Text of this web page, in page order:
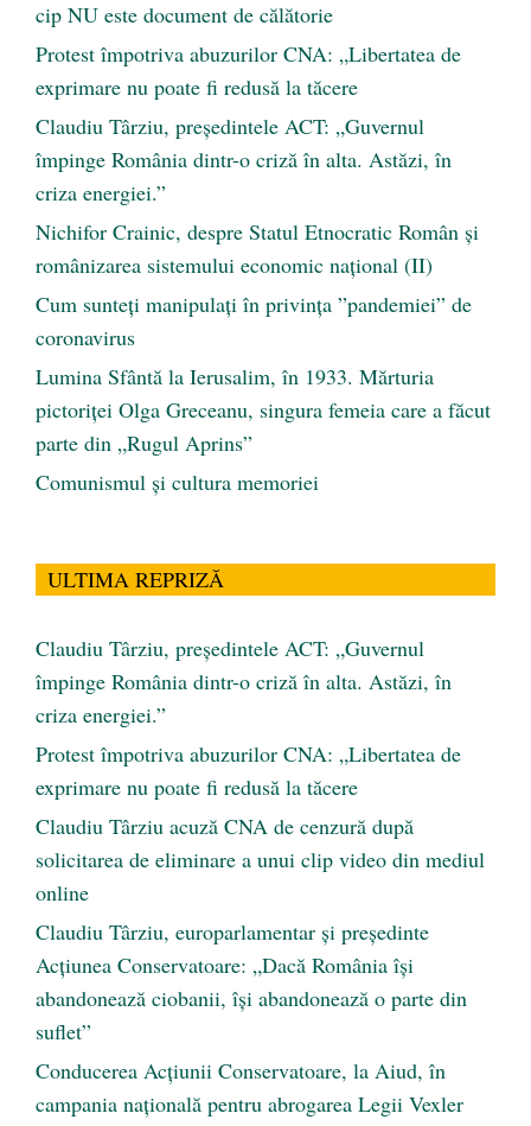
cip NU este document de călătorie
Protest împotriva abuzurilor CNA: „Libertatea de
exprimare nu poate fi redusă la tăcere
Claudiu Târziu, președintele ACT: „Guvernul
împinge România dintr-o criză în alta. Astăzi, în
criza energiei.”
Nichifor Crainic, despre Statul Etnocratic Român şi
românizarea sistemului economic naţional (II)
Cum sunteți manipulați în privința ”pandemiei” de
coronavirus
Lumina Sfântă la Ierusalim, în 1933. Mărturia
pictoriței Olga Greceanu, singura femeia care a făcut
parte din „Rugul Aprins”
Comunismul şi cultura memoriei
ULTIMA REPRIZĂ
Claudiu Târziu, președintele ACT: „Guvernul
împinge România dintr-o criză în alta. Astăzi, în
criza energiei.”
Protest împotriva abuzurilor CNA: „Libertatea de
exprimare nu poate fi redusă la tăcere
Claudiu Târziu acuză CNA de cenzură după
solicitarea de eliminare a unui clip video din mediul
online
Claudiu Târziu, europarlamentar și președinte
Acțiunea Conservatoare: „Dacă România își
abandonează ciobanii, își abandonează o parte din
suflet”
Conducerea Acțiunii Conservatoare, la Aiud, în
campania națională pentru abrogarea Legii Vexler